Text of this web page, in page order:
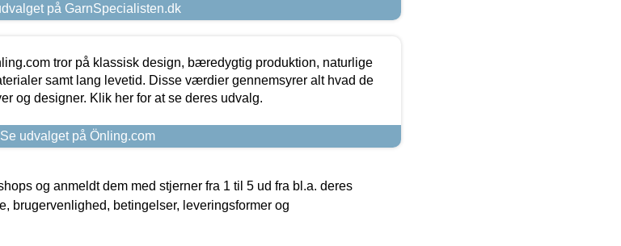
på GarnSpecialisten.dk
tror på klassisk design, bæredygtig produktion, naturlige
samt lang levetid. Disse værdier gennemsyrer alt hvad de
og designer. Klik her for at se deres udvalg.
Se udvalget på Önling.com
og anmeldt dem med stjerner fra 1 til 5 ud fra bl.a. deres
brugervenlighed, betingelser, leveringsformer og